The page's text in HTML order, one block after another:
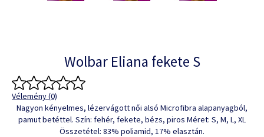
Wolbar Eliana fekete S
Vélemény (0)
Nagyon kényelmes, lézervágott női alsó Microfibra alapanyagból,
pamut betéttel. Szín: fehér, fekete, bézs, piros Méret: S, M, L, XL
Összetétel: 83% poliamid, 17% elasztán.